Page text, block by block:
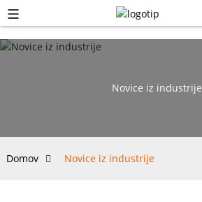
Novice iz industrije
Domov Novice iz industrije